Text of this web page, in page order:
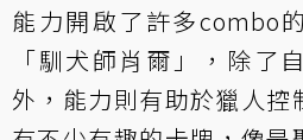
能力開啟了許多combo
「馴犬師肖爾」，除了
外，能力則有助於獵人控